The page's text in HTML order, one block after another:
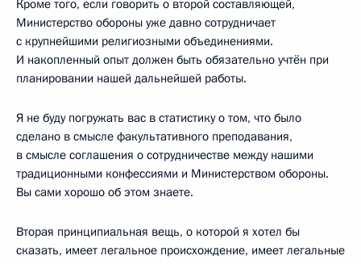
Кроме того, если говорить о второй составляющей,
Министерство обороны уже давно сотрудничает
с крупнейшими религиозными объединениями.
И накопленный опыт должен быть обязательно учтён при
планировании нашей дальнейшей работы.
Я не буду погружать вас в статистику о том, что было
сделано в смысле факультативного преподавания,
в смысле соглашения о сотрудничестве между нашими
традиционными конфессиями и Министерством обороны.
Вы сами хорошо об этом знаете.
Вторая принципиальная вещь, о которой я хотел бы
сказать, имеет легальное происхождение, имеет легальные